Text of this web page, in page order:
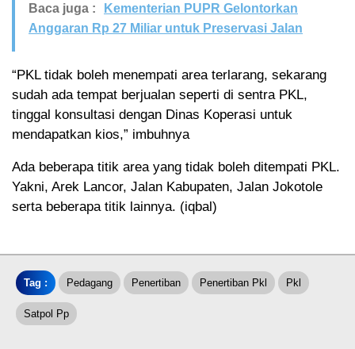
Baca juga :
Kementerian PUPR Gelontorkan
Anggaran Rp 27 Miliar untuk Preservasi Jalan
“PKL tidak boleh menempati area terlarang, sekarang
sudah ada tempat berjualan seperti di sentra PKL,
tinggal konsultasi dengan Dinas Koperasi untuk
mendapatkan kios,” imbuhnya
Ada beberapa titik area yang tidak boleh ditempati PKL.
Yakni, Arek Lancor, Jalan Kabupaten, Jalan Jokotole
serta beberapa titik lainnya. (iqbal)
Tag : Pedagang Penertiban Penertiban Pkl Pkl
Satpol Pp